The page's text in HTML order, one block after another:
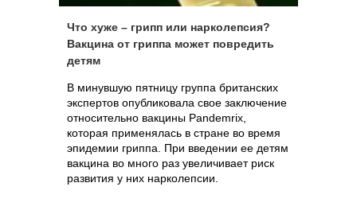
Что хуже – грипп или нарколепсия?
Вакцина от гриппа может повредить
детям
В минувшую пятницу группа британских
экспертов опубликовала свое заключение
относительно вакцины Pandemrix,
которая применялась в стране во время
эпидемии гриппа. При введении ее детям
вакцина во много раз увеличивает риск
развития у них нарколепсии.